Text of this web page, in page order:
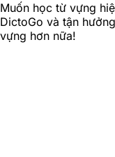
Muốn học từ vựng
DictoGo và tận
vựng hơn nữa!